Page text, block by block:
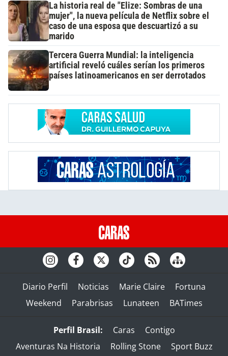
La historia real de "Elize: Sombras de una
mujer", la nueva película de Netflix sobre el
caso de una esposa que descuartizó a su
marido
Tercera Guerra Mundial: la inteligencia
artificial reveló cuáles serían los primeros
países latinoamericanos en ser derrotados
Diario Perfil Noticias Marie Claire
Fortuna
Weekend
Parabrisas Lunateen BATimes
Perfil Brasil: Caras
Contigo
Aventuras Na Historia
Rolling Stone Sport Buzz